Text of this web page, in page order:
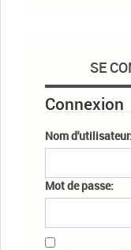
SE
Connexion
Nom
Mot de passe: